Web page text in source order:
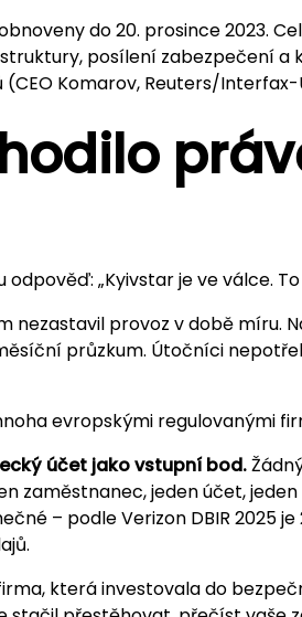
do 20. prosince 2023.
posílení zabezpečení a
Komarov, Reuters/
„Kyivstar je ve válce.
nezastavil provoz v době míru.
průzkum. Útočníci
evropskými regulovanými
účet jako vstupní bod.
zaměstnanec, jeden účet,
– podle Verizon DBIR 2025 je
která investovala do